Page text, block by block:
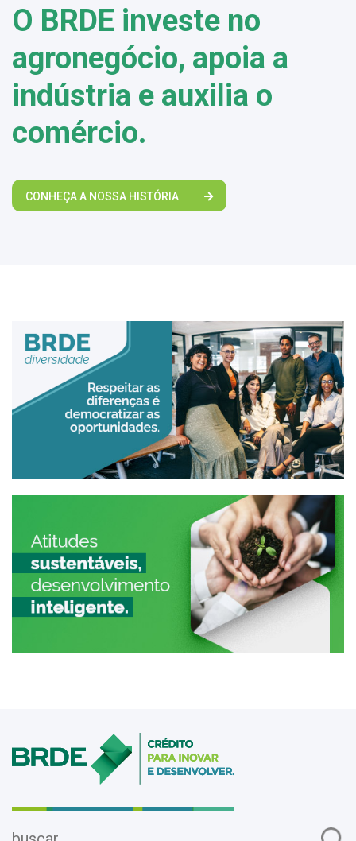
O BRDE investe no
agronegócio, apoia a
indústria e auxilia o
comércio.
CONHEÇA A NOSSA HISTÓRIA